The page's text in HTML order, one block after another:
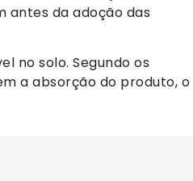
antes da adoção das
no solo. Segundo os
a absorção do produto, o